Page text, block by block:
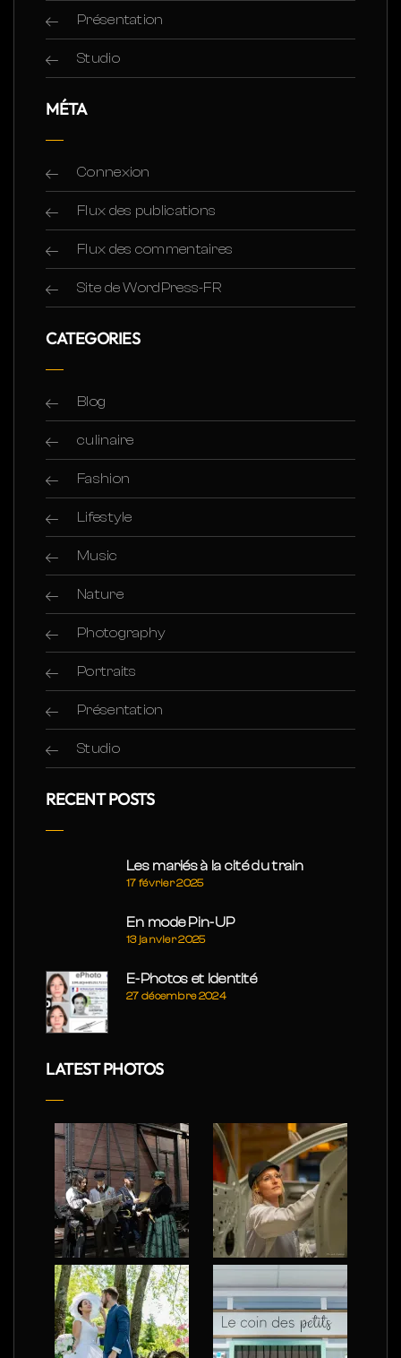
Présentation
Studio
MÉTA
Connexion
Flux des publications
Flux des commentaires
Site de WordPress-FR
CATEGORIES
Blog
culinaire
Fashion
Lifestyle
Music
Nature
Photography
Portraits
Présentation
Studio
RECENT POSTS
Les mariés à la cité du train
17 février 2025
En mode Pin-UP
13 janvier 2025
E-Photos et Identité
27 décembre 2024
LATEST PHOTOS